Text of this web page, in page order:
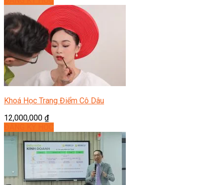
Khoá Học Trang Điểm Cô Dâu
12,000,000 ₫